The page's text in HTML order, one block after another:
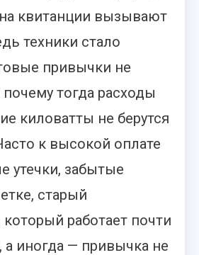
квитанции вызывают
техники стало
привычки не
тогда расходы
киловатты не берутся
к высокой оплате
утечки, забытые
старый
работает почти
а иногда — привычка не